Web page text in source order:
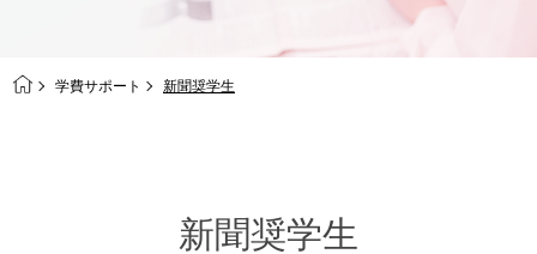
学費サポート 新聞奨学生
新聞奨学生